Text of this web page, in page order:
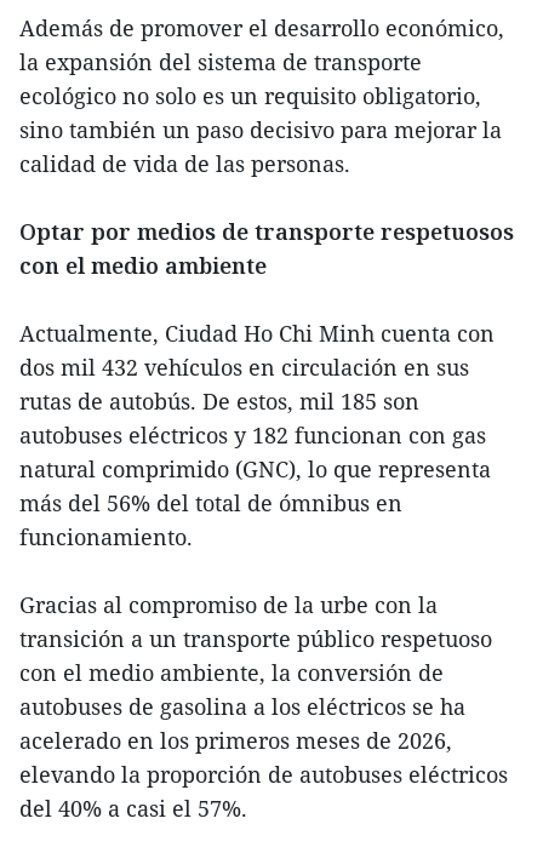
Además de promover el desarrollo económico,
la expansión del sistema de transporte
ecológico no solo es un requisito obligatorio,
sino también un paso decisivo para mejorar la
calidad de vida de las personas.
Optar por medios de transporte respetuosos
con el medio ambiente
Actualmente, Ciudad Ho Chi Minh cuenta con
dos mil 432 vehículos en circulación en sus
rutas de autobús. De estos, mil 185 son
autobuses eléctricos y 182 funcionan con gas
natural comprimido (GNC), lo que representa
más del 56% del total de ómnibus en
funcionamiento.
Gracias al compromiso de la urbe con la
transición a un transporte público respetuoso
con el medio ambiente, la conversión de
autobuses de gasolina a los eléctricos se ha
acelerado en los primeros meses de 2026,
elevando la proporción de autobuses eléctricos
del 40% a casi el 57%.